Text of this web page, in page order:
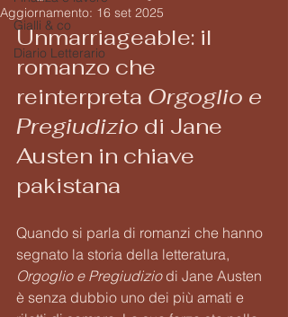
Gialli & co
Diario Letterario
Aggiornamento: 16 set 2025
Unmarriageable: il
romanzo che
reinterpreta Orgoglio e
Pregiudizio di Jane
Austen in chiave
pakistana
Quando si parla di romanzi che hanno
segnato la storia della letteratura,
Orgoglio e Pregiudizio di Jane Austen
è senza dubbio uno dei più amati e